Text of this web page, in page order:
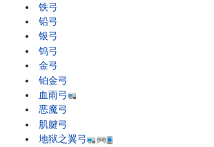
铁弓
铅弓
银弓
钨弓
金弓
铂金弓
血雨弓
恶魔弓
肌腱弓
地狱之翼弓